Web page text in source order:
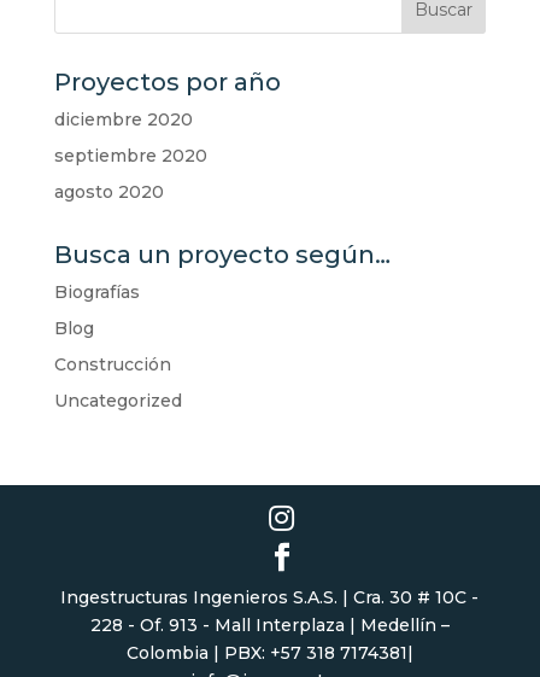
Proyectos por año
diciembre 2020
septiembre 2020
agosto 2020
Busca un proyecto según…
Biografías
Blog
Construcción
Uncategorized
Ingestructuras Ingenieros S.A.S. | Cra. 30 # 10C -
228 - Of. 913 - Mall Interplaza | Medellín –
Colombia | PBX: +57 318 7174381|